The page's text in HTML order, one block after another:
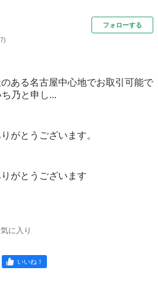
)
フォローする
ある名古屋中心地でお取引可能で
乃と申し...
がとうございます。
がとうございます
に入り
いいね！